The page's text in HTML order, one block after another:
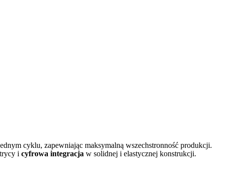
i cyfrowa integracja w solidnej i elastycznej konstrukcji.
cyklu, zapewniając maksymalną wszechstronność produkcji.